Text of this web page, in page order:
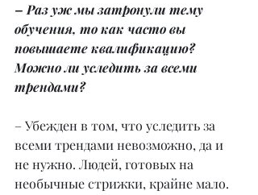
– Раз уж мы затронули тему
обучения, то как часто вы
повышаете квалификацию?
Можно ли уследить за всеми
трендами?
– Убежден в том, что уследить за
всеми трендами невозможно, да и
не нужно. Людей, готовых на
необычные стрижки, крайне мало.